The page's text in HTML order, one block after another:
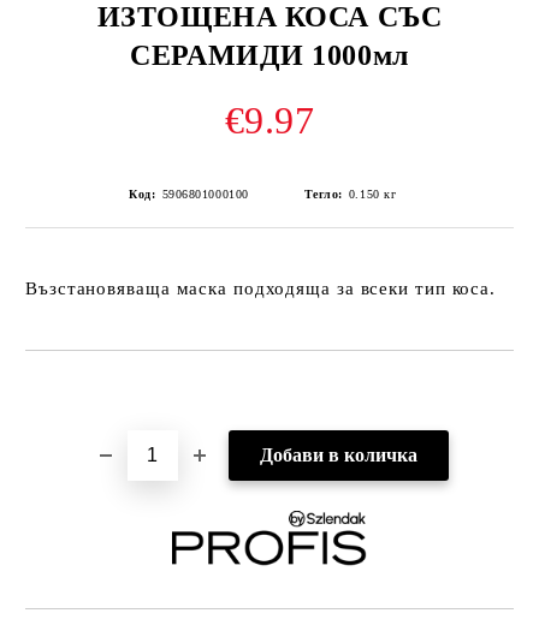
ИЗТОЩЕНА КОСА СЪС
СЕРАМИДИ 1000мл
€9.97
Код: 5906801000100 Тегло: 0.150 кг
Възстановяваща маска подходяща за всеки тип коса.